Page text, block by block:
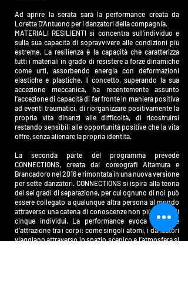
Ad aprire la serata sarà la performance creata da
Loretta D’Antuono per i danzatori della compagnia.
MATERIALI RESILIENTI si concentra sull’individuo e
sulla sua capacità di sopravvivere alle condizioni più
estreme. La resilienza è la capacità che caratterizza
tutti i materiali in grado di resistere a forze dinamiche
come urti, assorbendo energia con deformazioni
elastiche e plastiche. Il concetto, superando la sua
accezione meccanica, ha recentemente assunto
l’accezione di capacità di far fronte in maniera positiva
ad eventi traumatici, di riorganizzare positivamente la
propria vita dinanzi alle difficoltà, di ricostruirsi
restando sensibili alle opportunità positive che la vita
offre, senza alienare la propria identità.
La seconda parte del programma prevede
CONNECTIONS, creata dai coreografi Altamura e
Brancadoro nel 2016 e rimontata in una nuova versione
per sette danzatori. CONNECTIONS si ispira alla teoria
dei sei gradi di separazione, per cui ognuno di noi può
essere collegato a qualunque altra persona al mondo
attraverso una catena di conoscenze non più ampia di
cinque individui. La performance evoca il potere
d’attrazione tra i corpi: come singoli atomi, i danzatori
viaggiano attraverso lo spazio scenico e l’atmosfera si